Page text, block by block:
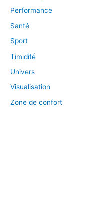
Performance
Santé
Sport
Timidité
Univers
Visualisation
Zone de confort